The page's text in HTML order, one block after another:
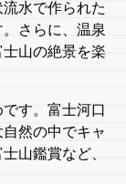
水で作られた
さらに、温泉
山の絶景を楽
す。富士河口
然の中でキャ
山鑑賞など、